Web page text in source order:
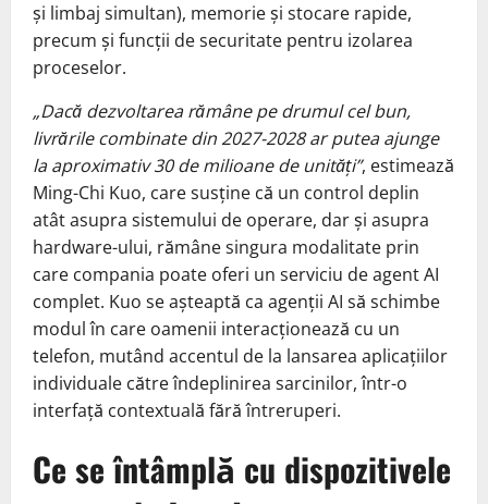
și limbaj simultan), memorie și stocare rapide,
precum și funcții de securitate pentru izolarea
proceselor.
„Dacă dezvoltarea rămâne pe drumul cel bun,
livrările combinate din 2027-2028 ar putea ajunge
la aproximativ 30 de milioane de unități”, estimează
Ming-Chi Kuo, care susține că un control deplin
atât asupra sistemului de operare, dar și asupra
hardware-ului, rămâne singura modalitate prin
care compania poate oferi un serviciu de agent AI
complet. Kuo se așteaptă ca agenții AI să schimbe
modul în care oamenii interacționează cu un
telefon, mutând accentul de la lansarea aplicațiilor
individuale către îndeplinirea sarcinilor, într-o
interfață contextuală fără întreruperi.
Ce se întâmplă cu dispozitivele